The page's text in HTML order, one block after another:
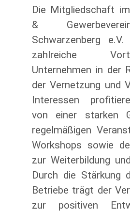
Die Mitgliedschaft
&
Schwarzenberg
zahlreiche
Unternehmen in der
der Vernetzung und
Interessen
von einer starken
regelmäßigen
Workshops sowie
zur Weiterbildung
Durch die Stärkung
Betriebe trägt der
zur positiven